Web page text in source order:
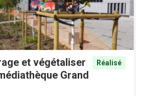
et végétaliser
Grand
Réalisé